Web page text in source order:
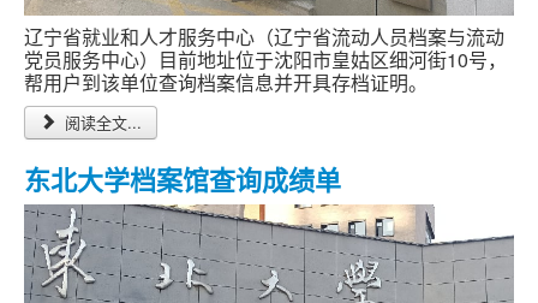
辽宁省就业和人才服务中心（辽宁省流动人员档案与流动
党员服务中心）目前地址位于沈阳市皇姑区细河街10号，
帮用户到该单位查询档案信息并开具存档证明。
阅读全文...
东北大学档案馆查询成绩单